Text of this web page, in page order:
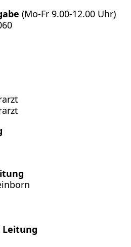
(Mo-Fr 9.00-12.00 Uhr)
Leitung